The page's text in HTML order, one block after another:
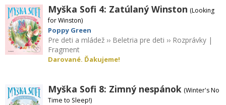
Myška Sofi 4: Zatúlaný Winston (Looking
for Winston)
Poppy Green
Pre deti a mládež ›› Beletria pre deti ›› Rozprávky |
Fragment
Darované. Ďakujeme!
Myška Sofi 8: Zimný nespánok (Winter's No
Time to Sleep!)